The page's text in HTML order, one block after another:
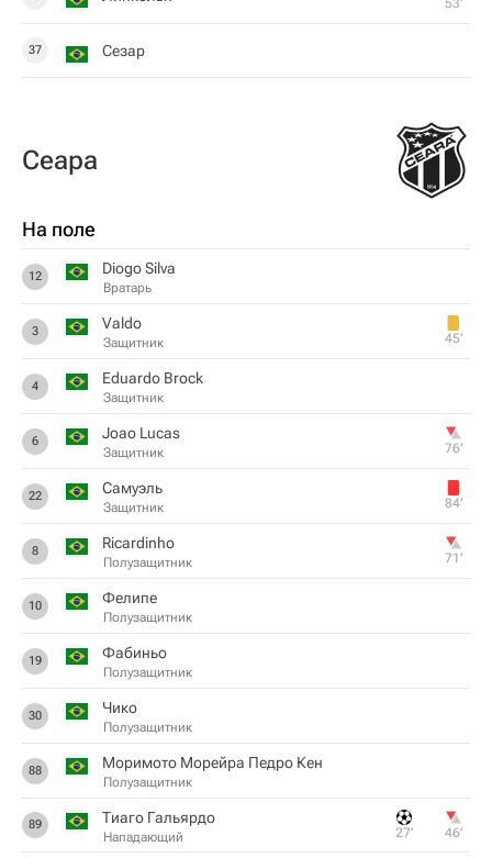
53‎’‎
37 Сезар
Сеара
На поле
12 Diogo Silva
Вратарь
3 Valdo
Защитник 45‎’‎
4 Eduardo Brock
Защитник
6 Joao Lucas
Защитник 76‎’‎
22 Самуэль
Защитник 84‎’‎
8 Ricardinho
Полузащитник 71‎’‎
10 Фелипе
Полузащитник
19 Фабиньо
Полузащитник
30 Чико
Полузащитник
88 Моримото Морейра Педро Кен
Полузащитник
89 Тиаго Гальярдо
Нападающий 27‎’‎ 46‎’‎